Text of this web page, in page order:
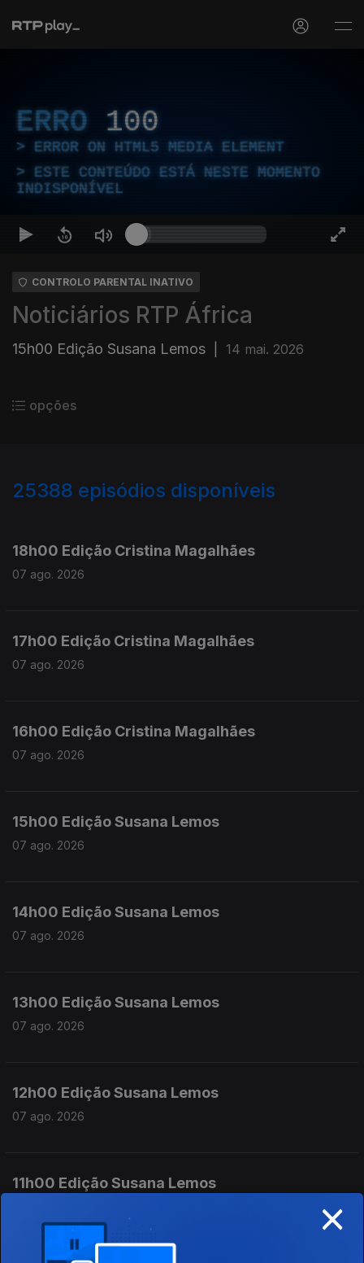
ERRO 100
ERROR ON HTML5 MEDIA ELEMENT
ESTE CONTEÚDO ESTÁ NESTE MOMENTO
INDISPONÍVEL
CONTROLO PARENTAL INATIVO
Noticiários RTP África
15h00 Edição Susana Lemos 14 mai. 2026
opções
25388 episódios disponíveis
18h00 Edição Cristina Magalhães
07 ago. 2026
17h00 Edição Cristina Magalhães
07 ago. 2026
16h00 Edição Cristina Magalhães
07 ago. 2026
15h00 Edição Susana Lemos
07 ago. 2026
14h00 Edição Susana Lemos
07 ago. 2026
13h00 Edição Susana Lemos
07 ago. 2026
12h00 Edição Susana Lemos
07 ago. 2026
11h00 Edição Susana Lemos
×